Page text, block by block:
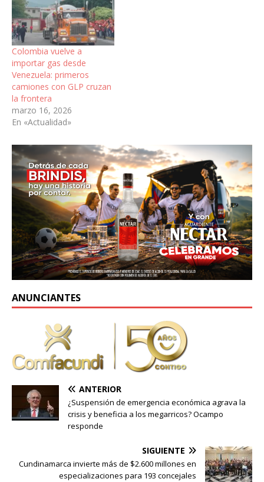
Colombia vuelve a
importar gas desde
Venezuela: primeros
camiones con GLP cruzan
la frontera
marzo 16, 2026
En «Actualidad»
ANUNCIANTES
ANTERIOR
¿Suspensión de emergencia económica agrava la
crisis y beneficia a los megarricos? Ocampo
responde
SIGUIENTE
Cundinamarca invierte más de $2.600 millones en
especializaciones para 193 concejales